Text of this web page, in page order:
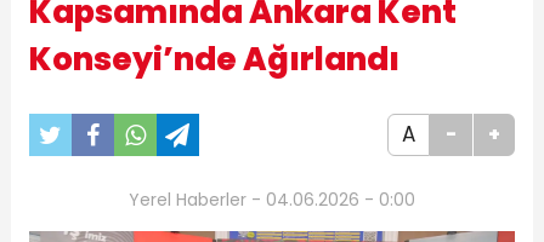
Kapsamında Ankara Kent
Konseyi’nde Ağırlandı
A - +
Yerel Haberler - 04.06.2026 - 0:00